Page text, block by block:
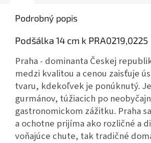
Podrobný popis
Podšálka 14 cm k PRA0219,0225
Praha - dominanta Českej
medzi kvalitou a cenou zaisťuje
tvaru, kdekoľvek je ponúknutý.
gurmánov, túžiacich po
gastronomickom zážitku. Praha
a ochotne prijíma ako rozličné a
voňajúce chute, tak tradičné